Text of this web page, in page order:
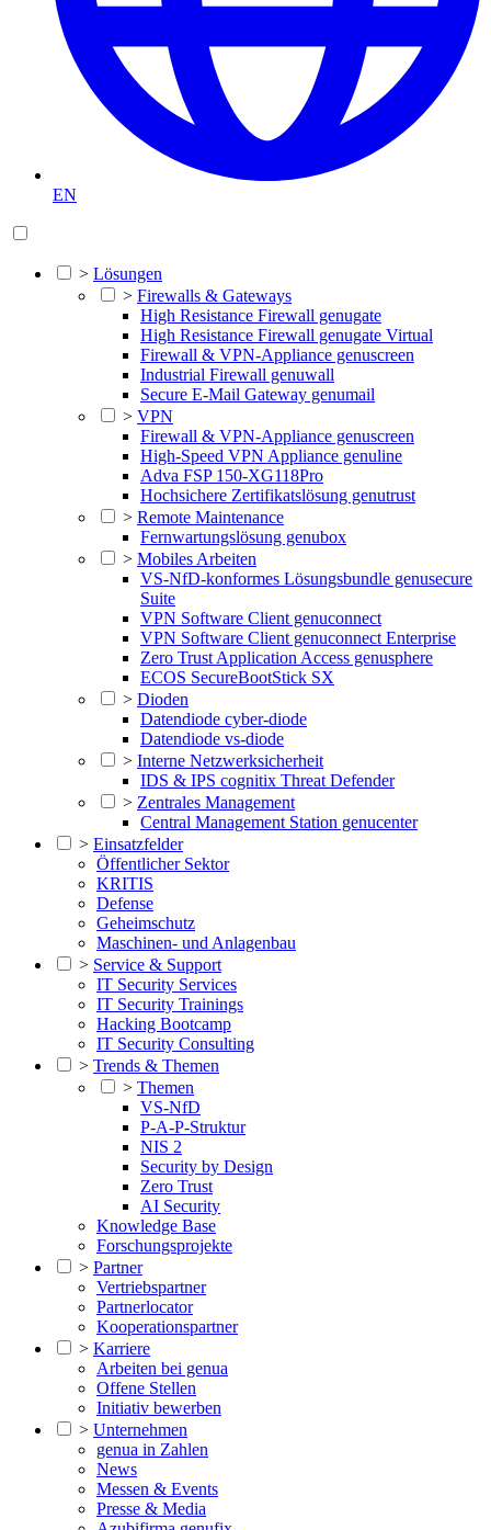
EN
> Lösungen
> Firewalls & Gateways
High Resistance Firewall genugate
High Resistance Firewall genugate Virtual
Firewall & VPN-Appliance genuscreen
Industrial Firewall genuwall
Secure E-Mail Gateway genumail
> VPN
Firewall & VPN-Appliance genuscreen
High-Speed VPN Appliance genuline
Adva FSP 150-XG118Pro
Hochsichere Zertifikatslösung genutrust
> Remote Maintenance
Fernwartungslösung genubox
> Mobiles Arbeiten
VS-NfD-konformes Lösungsbundle genusecure
Suite
VPN Software Client genuconnect
VPN Software Client genuconnect Enterprise
Zero Trust Application Access genusphere
ECOS SecureBootStick SX
> Dioden
Datendiode cyber-diode
Datendiode vs-diode
> Interne Netzwerksicherheit
IDS & IPS cognitix Threat Defender
> Zentrales Management
Central Management Station genucenter
> Einsatzfelder
Öffentlicher Sektor
KRITIS
Defense
Geheimschutz
Maschinen- und Anlagenbau
> Service & Support
IT Security Services
IT Security Trainings
Hacking Bootcamp
IT Security Consulting
> Trends & Themen
> Themen
VS-NfD
P-A-P-Struktur
NIS 2
Security by Design
Zero Trust
AI Security
Knowledge Base
Forschungsprojekte
> Partner
Vertriebspartner
Partnerlocator
Kooperationspartner
> Karriere
Arbeiten bei genua
Offene Stellen
Initiativ bewerben
> Unternehmen
genua in Zahlen
News
Messen & Events
Presse & Media